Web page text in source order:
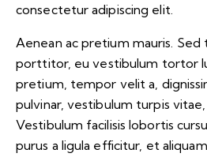
consectetur adipiscing elit.
Aenean ac pretium mauris. Sed
porttitor, eu vestibulum tortor
pretium, tempor velit a,
pulvinar, vestibulum turpis
Vestibulum facilisis lobortis
purus a ligula efficitur, et